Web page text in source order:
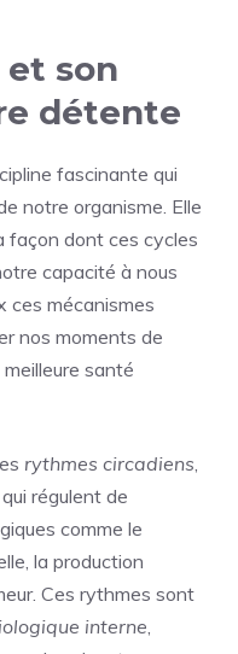
son
détente
fascinante qui
notre organisme. Elle
façon dont ces cycles
capacité à nous
ces mécanismes
nos moments de
santé
rythmes circadiens,
régulent de
comme le
la production
Ces rythmes sont
interne,